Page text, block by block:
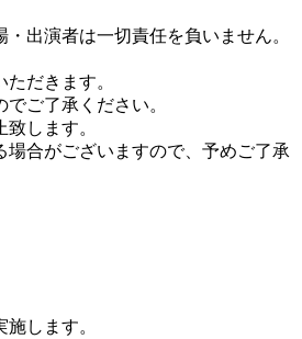
出演者は一切責任を負いません。
だきます。
ご了承ください。
します。
場合がございますので、予めご了承
します。